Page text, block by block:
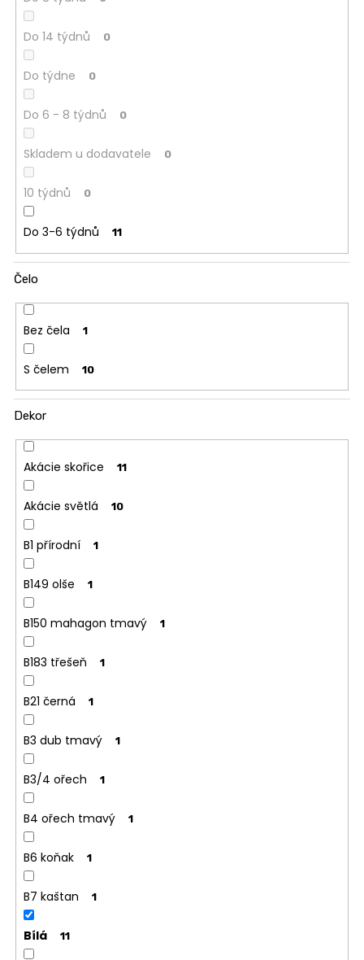
Do 14 týdnů 0
Do týdne 0
Do 6 - 8 týdnů 0
Skladem u dodavatele 0
10 týdnů 0
Do 3-6 týdnů 11
Čelo
Bez čela 1
S čelem 10
Dekor
Akácie skořice 11
Akácie světlá 10
B1 přírodní 1
B149 olše 1
B150 mahagon tmavý 1
B183 třešeň 1
B21 černá 1
B3 dub tmavý 1
B3/4 ořech 1
B4 ořech tmavý 1
B6 koňak 1
B7 kaštan 1
Bílá 11